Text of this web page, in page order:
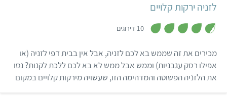
לזניה ירקות קלויים
10 דירוגים
מ
ת
ו
ך
5
מכירים את זה שממש בא לכם לזניה, אבל אין בבית דפי לזניה (או
אפילו רסק עגבניות) וממש אבל ממש לא בא לכם ללכת לקנות? נסו
את הלזניה הפשוטה והמדהימה הזו, שעשויה מירקות קלויים במקום